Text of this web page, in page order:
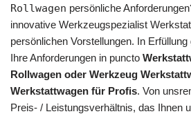
Rollwagen persönliche
innovative Werkzeugspezialist
persönlichen Vorstellungen. In
Ihre Anforderungen in puncto
Rollwagen oder Werkzeug
Werkstattwagen für Profis. Von
Preis- / Leistungsverhältnis, das Ihnen